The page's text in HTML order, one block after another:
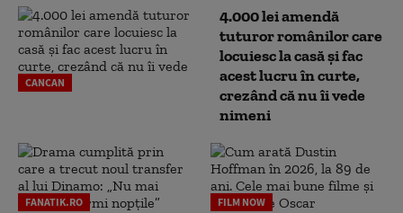
CANCAN
4.000 lei amendă
tuturor românilor care
locuiesc la casă și fac
acest lucru în curte,
crezând că nu îi vede
nimeni
FANATIK.RO FILM NOW